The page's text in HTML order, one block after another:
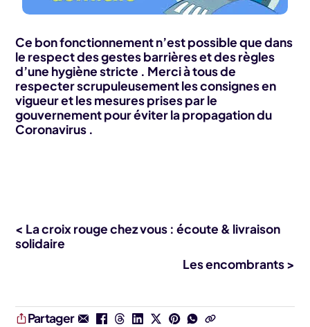
Ce bon fonctionnement n’est possible que dans
le respect des gestes barrières et des règles
d’une hygiène stricte . Merci à tous de
respecter scrupuleusement les consignes en
vigueur et les mesures prises par le
gouvernement pour éviter la propagation du
Coronavirus .
< La croix rouge chez vous : écoute & livraison
solidaire
Les encombrants >
Partager